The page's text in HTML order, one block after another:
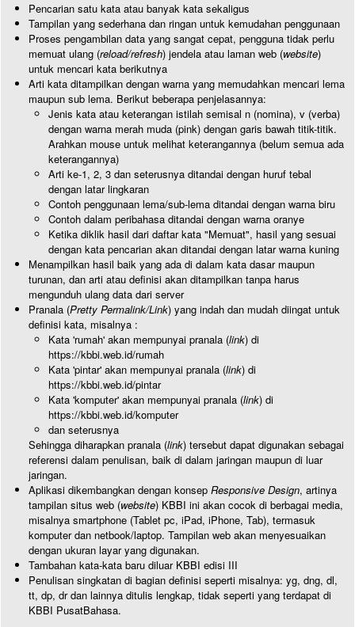
Pencarian satu kata atau banyak kata sekaligus
Tampilan yang sederhana dan ringan untuk kemudahan penggunaan
Proses pengambilan data yang sangat cepat, pengguna tidak perlu
memuat ulang (reload/refresh) jendela atau laman web (website)
untuk mencari kata berikutnya
Arti kata ditampilkan dengan warna yang memudahkan mencari lema
maupun sub lema. Berikut beberapa penjelasannya:
Jenis kata atau keterangan istilah semisal n (nomina), v (verba)
dengan warna merah muda (pink) dengan garis bawah titik-titik.
Arahkan mouse untuk melihat keterangannya (belum semua ada
keterangannya)
Arti ke-1, 2, 3 dan seterusnya ditandai dengan huruf tebal
dengan latar lingkaran
Contoh penggunaan lema/sub-lema ditandai dengan warna biru
Contoh dalam peribahasa ditandai dengan warna oranye
Ketika diklik hasil dari daftar kata "Memuat", hasil yang sesuai
dengan kata pencarian akan ditandai dengan latar warna kuning
Menampilkan hasil baik yang ada di dalam kata dasar maupun
turunan, dan arti atau definisi akan ditampilkan tanpa harus
mengunduh ulang data dari server
Pranala (Pretty Permalink/Link) yang indah dan mudah diingat untuk
definisi kata, misalnya :
Kata 'rumah' akan mempunyai pranala (link) di
https://kbbi.web.id/rumah
Kata 'pintar' akan mempunyai pranala (link) di
https://kbbi.web.id/pintar
Kata 'komputer' akan mempunyai pranala (link) di
https://kbbi.web.id/komputer
dan seterusnya
Sehingga diharapkan pranala (link) tersebut dapat digunakan sebagai
referensi dalam penulisan, baik di dalam jaringan maupun di luar
jaringan.
Aplikasi dikembangkan dengan konsep Responsive Design, artinya
tampilan situs web (website) KBBI ini akan cocok di berbagai media,
misalnya smartphone (Tablet pc, iPad, iPhone, Tab), termasuk
komputer dan netbook/laptop. Tampilan web akan menyesuaikan
dengan ukuran layar yang digunakan.
Tambahan kata-kata baru diluar KBBI edisi III
Penulisan singkatan di bagian definisi seperti misalnya: yg, dng, dl,
tt, dp, dr dan lainnya ditulis lengkap, tidak seperti yang terdapat di
KBBI PusatBahasa.